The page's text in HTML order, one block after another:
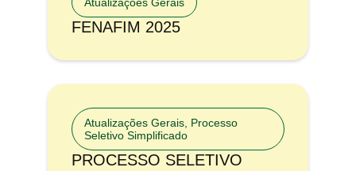
FENAFIM 2025
Atualizações Gerais Processo
Seletivo Simplificado
PROCESSO SELETIVO